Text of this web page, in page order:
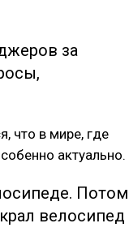
за
что в мире, где
актуально.
Потом
велосипед